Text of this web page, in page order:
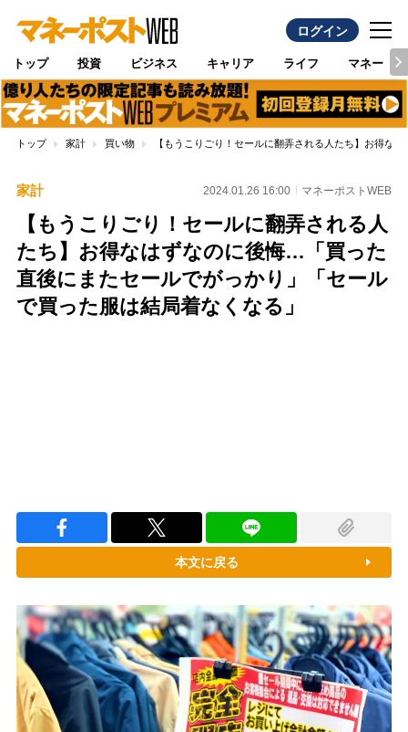
ログイン
トップ 投資 ビジネス キャリア ライフ マネー
トップ 家計 買い物 【もうこりごり！セールに翻弄される人たち】お得な
家計 2024.01.26 16:00 マネーポストWEB
【もうこりごり！セールに翻弄される人
たち】お得なはずなのに後悔…「買った
直後にまたセールでがっかり」「セール
で買った服は結局着なくなる」
本文に戻る